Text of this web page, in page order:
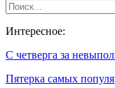
Интересное:
С четверга за
Пятерка самых